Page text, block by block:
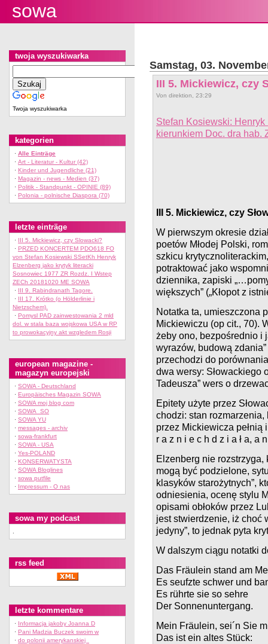
sowa
Samstag, 03.
III 5. Mickiewicz, czy
Von direktion, 23:29
Stefan Kosiewski:
kierunkiem Doc. dra hab.
III 5. Mickiewicz, czy
W pierwszym okresie
poetów Młodej Polski,
szkicu
potraktować jako
dziennika, zapiski
większych” („Kłopot z
Notatka ta, umieszczona
Mickiewiczu (op cit., 70).
żeby ono, bezpośrednio i
wyrazów, budową
przechodzi do
dwa wersy: Słowackiego
Tadeusza” wers o
Epitety użyte przez
chodzi: stan rozmarzenia,
przez Mickiewicza
r a z n i e c h d z i a ł a, a
Elzenberg nie
mogą być podzielone,
klasyków starożytnych”,
odniesienia, ocenę stylu
opisami obłoków przez
jest stwierdzenie, iż choć
jedyny”, to jednak pyta
W dalszym ciągu notatki
Das Fräulein stand am
Es seufzte schwer und
Es rührte sie so sehre
Der Sonnenuntergang.
Mein Fräulein, sei´n Sie
Das ist ein altes Stück:
twoja wyszukiwarka
Twoja wyszukiwarka
kategorien
· Alle Einträge
· Art - Literatur - Kultur (42)
· Kinder und Jugendliche (21)
· Magazin - news - Medien (37)
· Politik - Standpunkt - OPINIE (89)
· Polonia - polnische Diaspora (70)
letzte einträge
· III 5. Mickiewicz, czy Slowacki?
· PRZED KONCERTEM PDO618 FO
von Stefan Kosiewski SSetKh Henryk
Elzenberg jako krytyk literacki
Sosnowiec 1977 ZR Rozdz. I Wstep
ZECh 20181020 ME SOWA
· III 9. Rabindranath Tagore.
· III 17. Krótko (o Hölderlinie i
Nietzschem).
· Pomysl PAD zainwestowania 2 mld
dol. w stala baza wojskowa USA w RP
to prowokacyjny akt wzgledem Rosji
european magazine -
magazyn europejski
· SOWA - Deutschland
· Europäisches Magazin SOWA
· SOWA moj blog com
· SOWA_SO
· SOWA YU
· messages - archiv
· sowa-frankfurt
· SOWA - USA
· Yes-POLAND
· KONSERWATYSTA
· SOWA Bloglines
· sowa putfile
· Impressum - O nas
sowa my podcast
rss feed
letzte kommentare
· Informacja jakoby Joanna D
· Pani Madzia Buczek swoim w
· do polonii amerykanskiej